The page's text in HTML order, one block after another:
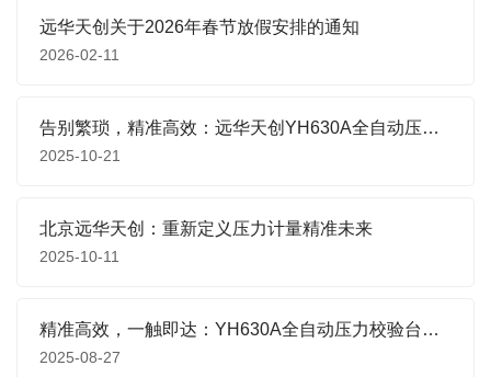
远华天创关于2026年春节放假安排的通知
2026-02-11
告别繁琐，精准高效：远华天创YH630A全自动压力校验系统
2025-10-21
北京远华天创：重新定义压力计量精准未来
2025-10-11
精准高效，一触即达：YH630A全自动压力校验台，重新定义压力计量新标准
2025-08-27